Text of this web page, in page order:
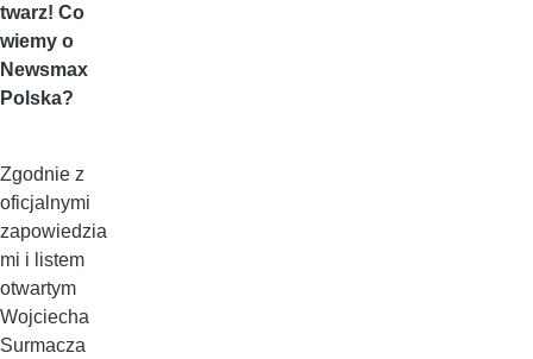
twarz! Co
wiemy o
Newsmax
Polska?
Zgodnie z
oficjalnymi
zapowiedzia
mi i listem
otwartym
Wojciecha
Surmacza